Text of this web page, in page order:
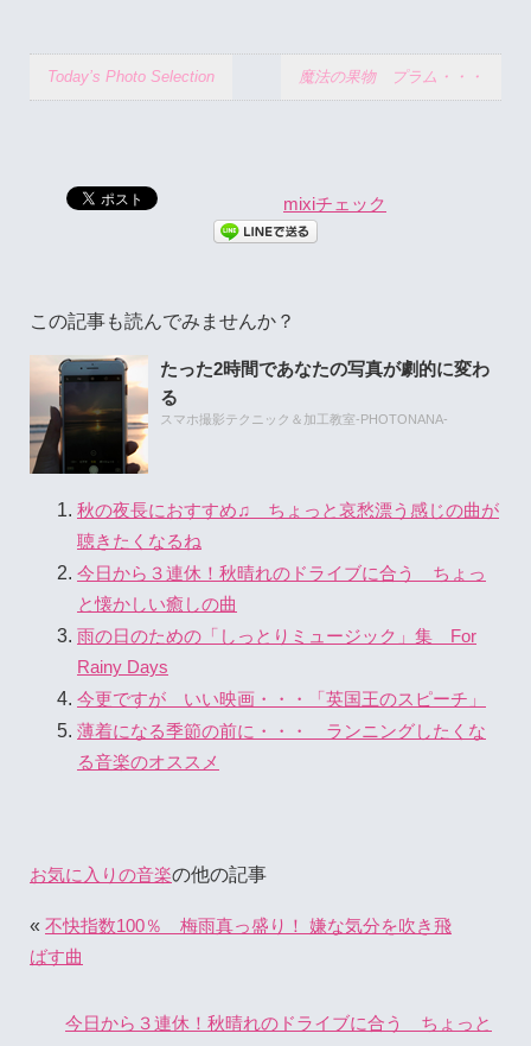
Today’s Photo Selection 魔法の果物 プラム・・・
mixiチェック
この記事も読んでみませんか？
たった2時間であなたの写真が劇的に変わ
る
スマホ撮影テクニック＆加工教室-PHOTONANA-
秋の夜長におすすめ♫ ちょっと哀愁漂う感じの曲が
聴きたくなるね
今日から３連休！秋晴れのドライブに合う ちょっ
と懐かしい癒しの曲
雨の日のための「しっとりミュージック」集 For
Rainy Days
今更ですが いい映画・・・「英国王のスピーチ」
薄着になる季節の前に・・・ ランニングしたくな
る音楽のオススメ
お気に入りの音楽の他の記事
« 不快指数100％ 梅雨真っ盛り！ 嫌な気分を吹き飛
ばす曲
今日から３連休！秋晴れのドライブに合う ちょっと